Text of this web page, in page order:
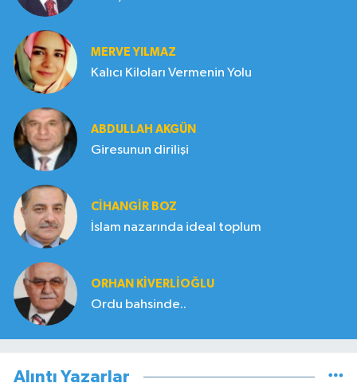
MERVE YILMAZ
Kalıcı Kiloları Vermenin Yolu
ABDULLAH AKGÜN
Giresunun dirilişi
CIHANGIR BOZ
İslam nazarında ideal toplum
ORHAN KIVERLIOĞLU
Ordu bahsinde..
Alıntı Yazarlar